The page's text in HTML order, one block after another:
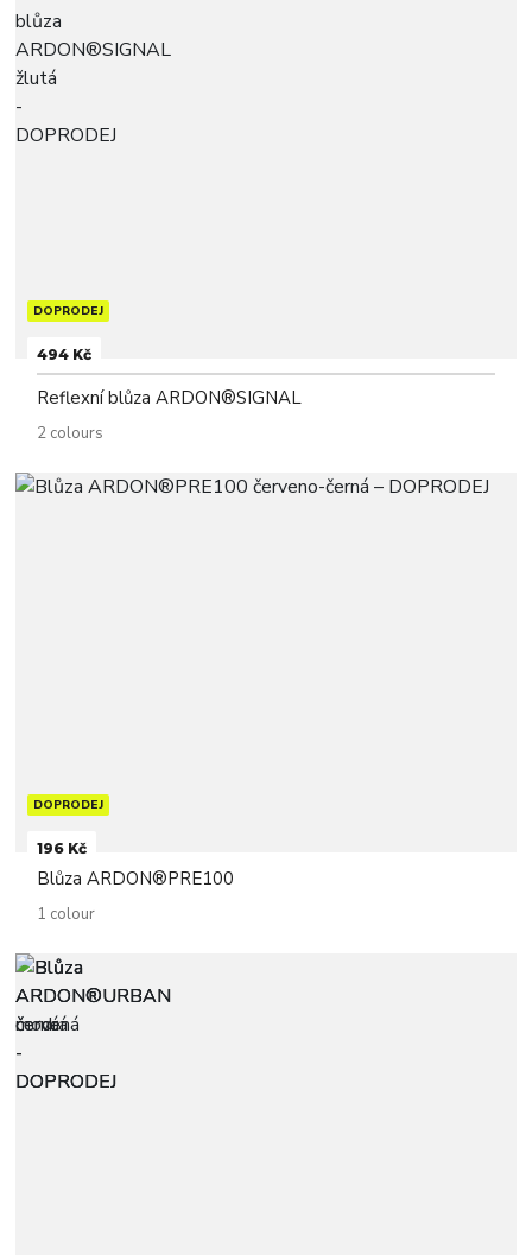
DOPRODEJ
494 Kč
Reflexní blůza ARDON®SIGNAL
2 colours
DOPRODEJ
196 Kč
Blůza ARDON®PRE100
1 colour